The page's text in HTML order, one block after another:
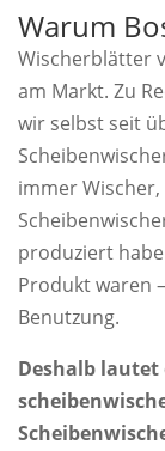
Warum
Wischerblätter
am Markt. Zu
wir selbst seit
immer
produziert
Produkt waren
Benutzung.
Deshalb lautet